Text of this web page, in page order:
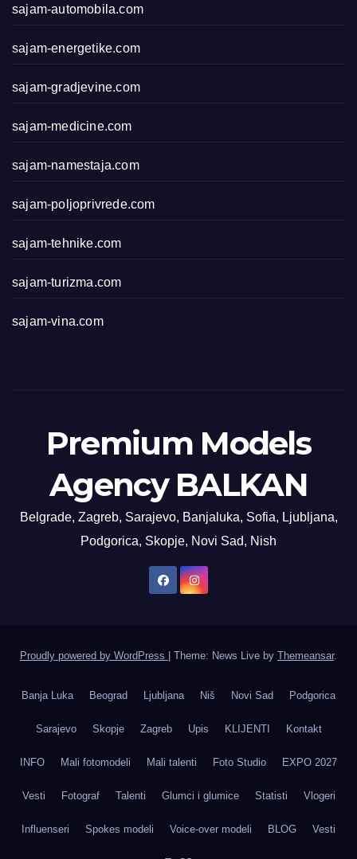
sajam-automobila.com
sajam-energetike.com
sajam-gradjevine.com
sajam-medicine.com
sajam-namestaja.com
sajam-poljoprivrede.com
sajam-tehnike.com
sajam-turizma.com
sajam-vina.com
Premium Models
Agency BALKAN
Belgrade, Zagreb, Sarajevo, Banjaluka, Sofia, Ljubljana,
Podgorica, Skopje, Novi Sad, Nish
Proudly powered by WordPress Theme: News Live by Themeansar.
Banja Luka Beograd Ljubljana Niš Novi Sad Podgorica
Sarajevo Skopje Zagreb Upis KLIJENTI Kontakt
INFO Mali fotomodeli Mali talenti Foto Studio EXPO 2027
Vesti Fotograf Talenti Glumci i glumice Statisti Vlogeri
Influenseri Spokes modeli Voice-over modeli BLOG Vesti